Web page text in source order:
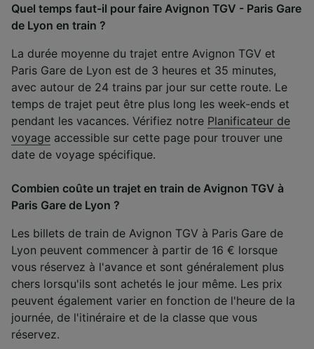
Quel temps faut-il pour faire Avignon TGV - Paris Gare
de Lyon en train ?
La durée moyenne du trajet entre Avignon TGV et
Paris Gare de Lyon est de 3 heures et 35 minutes,
avec autour de 24 trains par jour sur cette route. Le
temps de trajet peut être plus long les week-ends et
pendant les vacances. Vérifiez notre Planificateur de
voyage accessible sur cette page pour trouver une
date de voyage spécifique.
Combien coûte un trajet en train de Avignon TGV à
Paris Gare de Lyon ?
Les billets de train de Avignon TGV à Paris Gare de
Lyon peuvent commencer à partir de 16 € lorsque
vous réservez à l'avance et sont généralement plus
chers lorsqu'ils sont achetés le jour même. Les prix
peuvent également varier en fonction de l'heure de la
journée, de l'itinéraire et de la classe que vous
réservez.